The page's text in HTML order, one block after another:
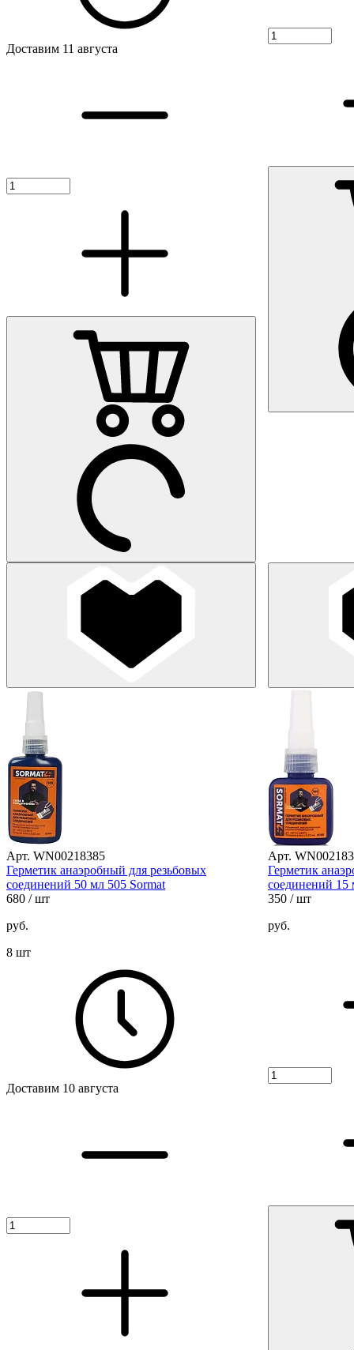
Доставим 11 августа
Арт. WN00218385
Герметик анаэробный для резьбовых
соединений 50 мл 505 Sormat
680 / шт
руб.
8 шт
Доставим 10 августа
Арт.
Герметик
соединений 15
350 / шт
руб.